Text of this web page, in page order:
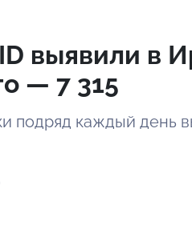
15 м/с
выявили в
— 7 315
подряд каждый день